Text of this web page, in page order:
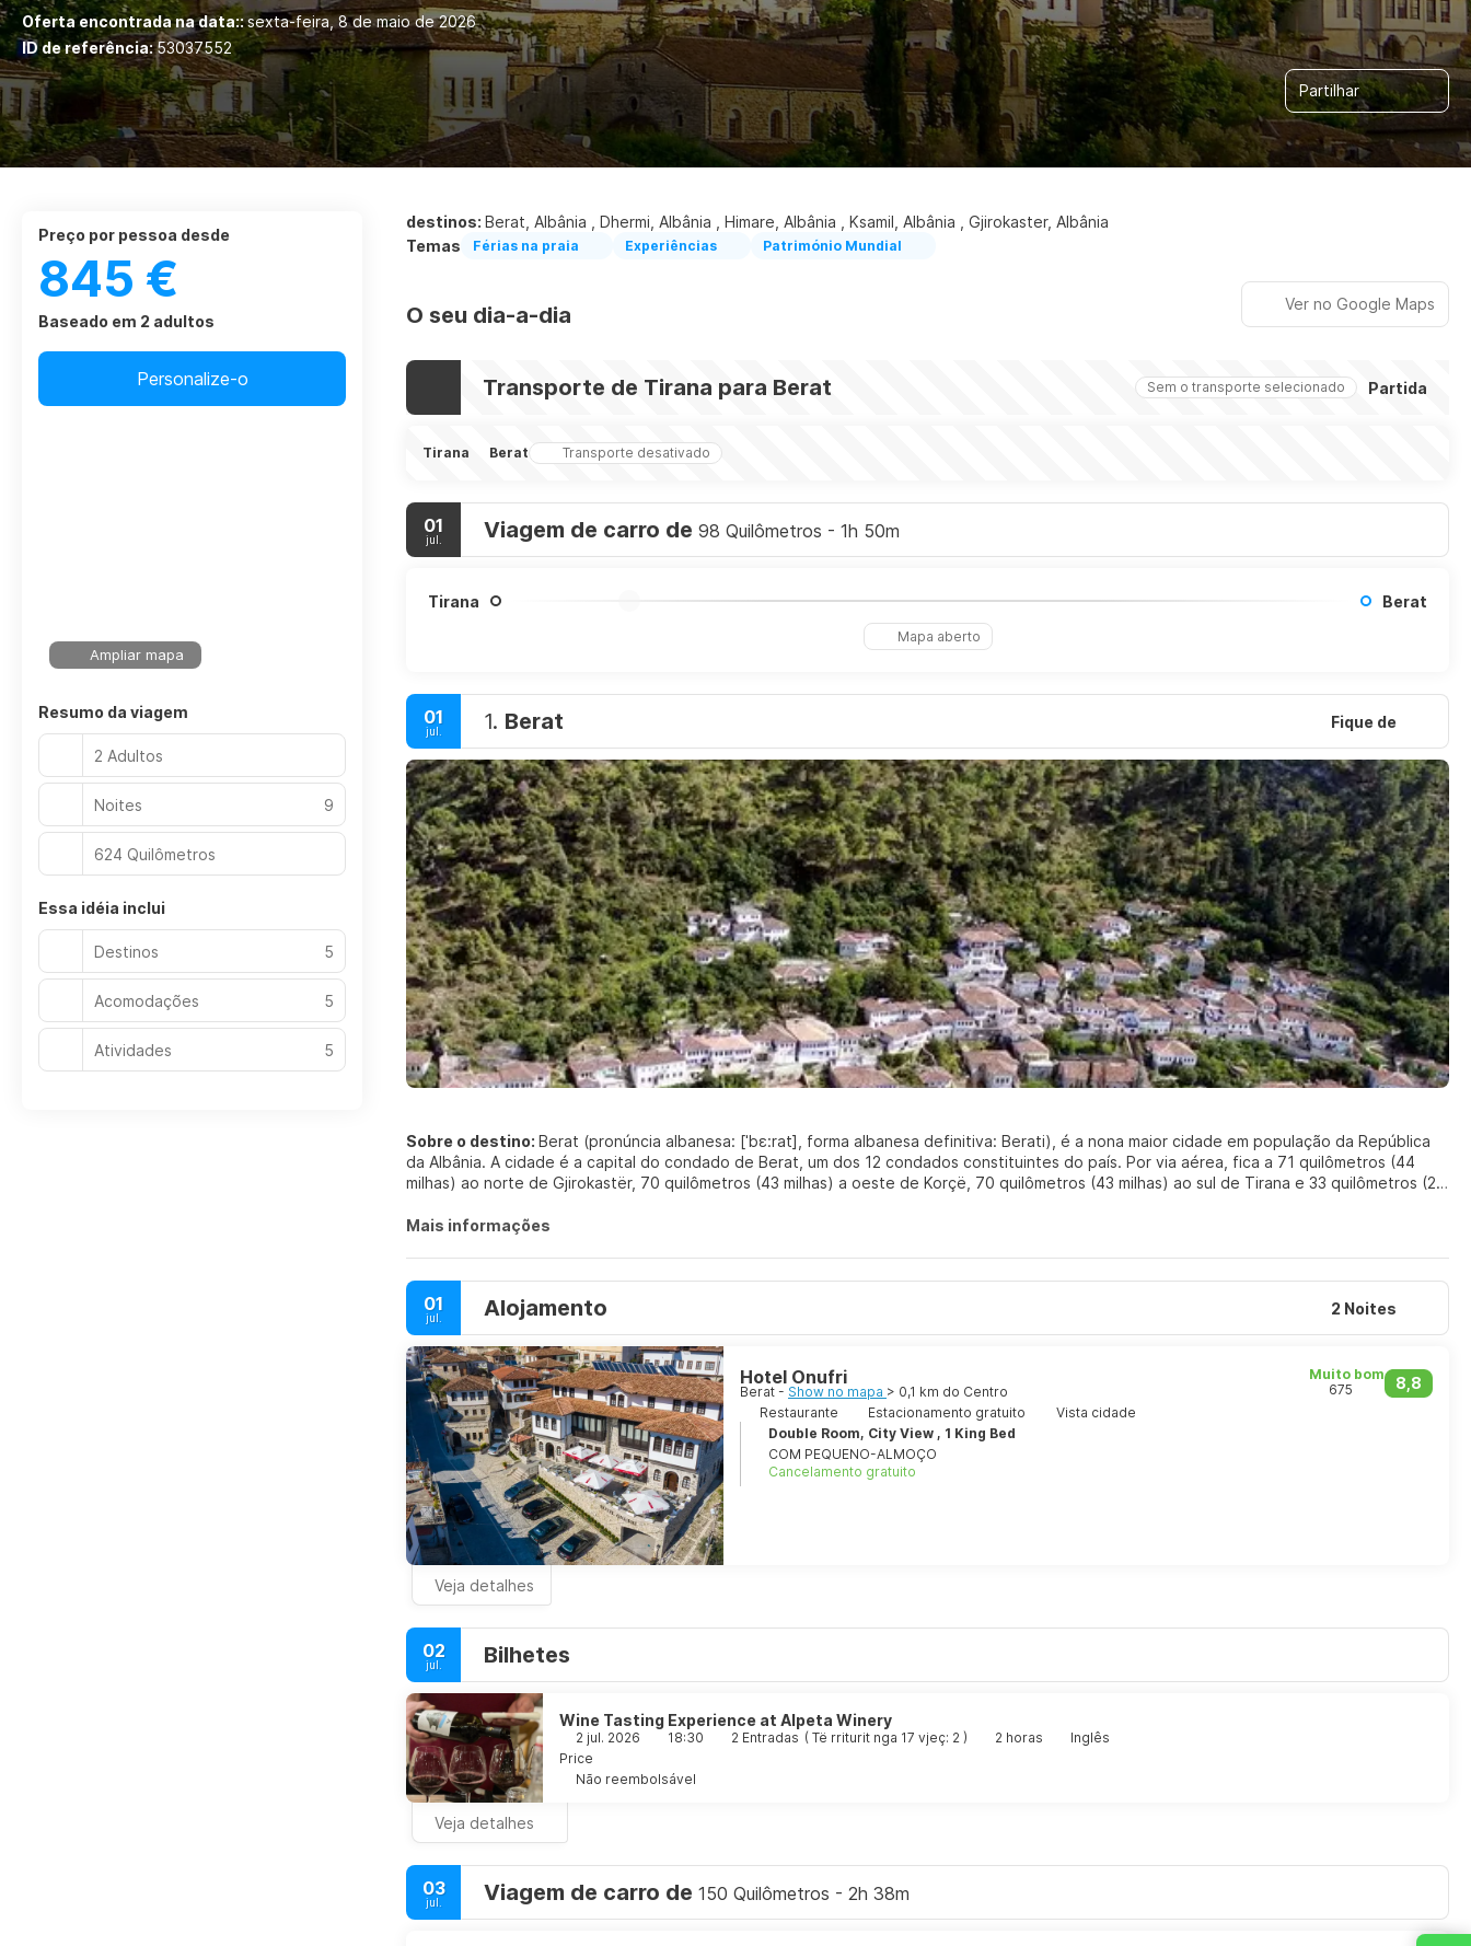
Oferta encontrada na data::sexta-feira, 8 de maio de 2026
ID de referência:53037552
Partilhar
destinos: Berat, Albânia , Dhermi, Albânia , Himare, Albânia , Ksamil, Albânia , Gjirokaster, Albânia
Temas
Férias na praia Experiências Património Mundial
O seu dia-a-dia Ver no Google Maps
Transporte de Tirana para Berat Sem o transporte selecionado Partida
Tirana Berat Transporte desativado
01
jul. Viagem de carro de 98 Quilômetros - 1h 50m
Tirana Berat
Mapa aberto
01
jul. 1. Berat Fique de
Sobre o destino: Berat (pronúncia albanesa: [ˈbɛ:rat], forma albanesa definitiva: Berati), é a nona maior cidade em população da República
da Albânia. A cidade é a capital do condado de Berat, um dos 12 condados constituintes do país. Por via aérea, fica a 71 quilômetros (44
milhas) ao norte de Gjirokastër, 70 quilômetros (43 milhas) a oeste de Korçë, 70 quilômetros (43 milhas) ao sul de Tirana e 33 quilômetros (21
Myzeqe.
Mais informações
01
jul. Alojamento 2 Noites
Hotel Onufri
Berat - Show no mapa > 0,1 km do Centro 8,8
Muito bom
675
Restaurante
Estacionamento gratuito
Vista cidade
Double Room, City View , 1 King Bed
COM PEQUENO-ALMOÇO
Cancelamento gratuito
Veja detalhes
02
jul. Bilhetes
Wine Tasting Experience at Alpeta Winery
2 jul. 2026 18:30 2 Entradas ( Të rriturit nga 17 vjeç: 2 ) 2 horas
Inglês
Price
Não reembolsável
Veja detalhes
03
jul. Viagem de carro de 150 Quilômetros - 2h 38m
preço por pessoa desde
845 €
Baseado em 2 adultos
Personalize-o
Ampliar mapa
Resumo da viagem
2 Adultos
Noites 9
624 Quilômetros
Essa idéia inclui
Destinos 5
Acomodações 5
Atividades 5